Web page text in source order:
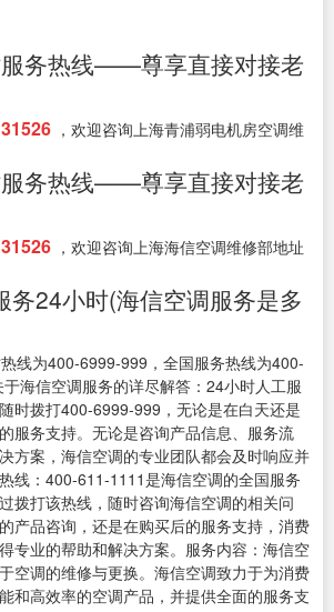
务热线——尊享直接对接老
，欢迎咨询上海青浦弱电机房空调维
务热线——尊享直接对接老
，欢迎咨询上海海信空调维修部地址
务24小时(海信空调服务是多
线为400-6999-999，全国服务热线为400-
海信空调服务的详尽解答：24小时人工服
时拨打400-6999-999，无论是在白天还是
服务支持。无论是咨询产品信息、服务流
方案，海信空调的专业团队都会及时响应并
线：400-611-1111是海信空调的全国服务
拨打该热线，随时咨询海信空调的相关问
产品咨询，还是在购买后的服务支持，消费
专业的帮助和解决方案。服务内容：海信空
空调的维修与更换。海信空调致力于为消费
和高效率的空调产品，并提供全面的服务支